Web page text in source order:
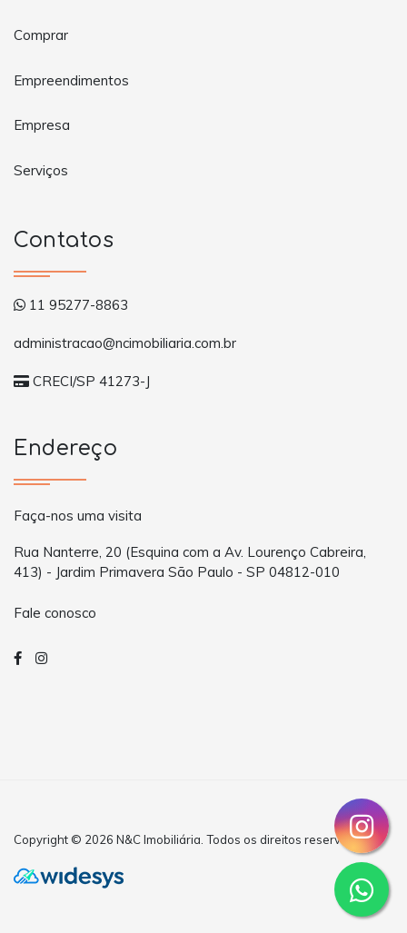
Comprar
Empreendimentos
Empresa
Serviços
Contatos
11 95277-8863
administracao@ncimobiliaria.com.br
CRECI/SP 41273-J
Endereço
Faça-nos uma visita
Rua Nanterre, 20 (Esquina com a Av. Lourenço Cabreira,
413) - Jardim Primavera São Paulo - SP 04812-010
Fale conosco
Copyright © 2026 N&C Imobiliária. Todos os direitos reservados.